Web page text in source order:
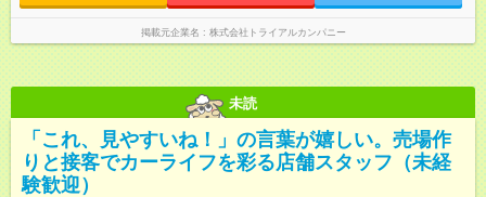
は1分単位で支給
掲載元企業名 株式会社トライアルカンパニー
未読
「これ、見やすいね！」の言葉が嬉しい。売場作
りと接客でカーライフを彩る店舗スタッフ（未経
験歓迎）